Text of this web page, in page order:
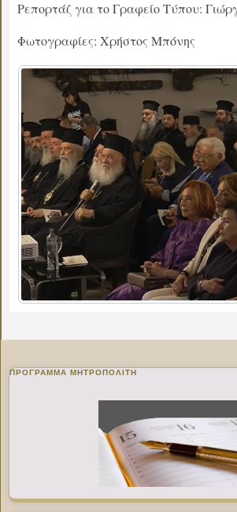
Ρεπορτάζ για το Γραφείο Τύπου:
Φωτογραφίες: Χρήστος Μπόνης
ΠΡΌΓΡΑΜΜΑ ΜΗΤΡΟΠΟΛΊΤΗ